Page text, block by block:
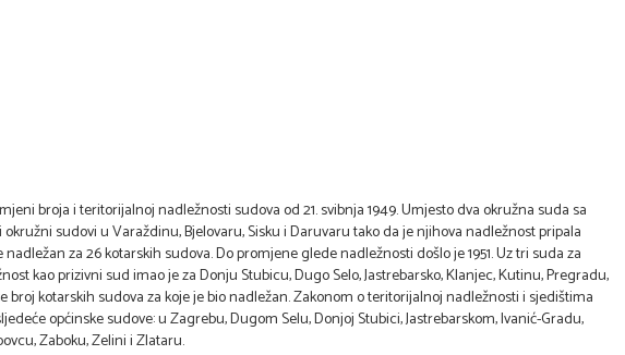
broja i teritorijalnoj nadležnosti sudova od 21. svibnja 1949. Umjesto dva okružna suda sa
sudovi u Varaždinu, Bjelovaru, Sisku i Daruvaru tako da je njihova nadležnost pripala
za 26 kotarskih sudova. Do promjene glede nadležnosti došlo je 1951. Uz tri suda za
kao prizivni sud imao je za Donju Stubicu, Dugo Selo, Jastrebarsko, Klanjec, Kutinu, Pregradu,
broj kotarskih sudova za koje je bio nadležan. Zakonom o teritorijalnoj nadležnosti i sjedištima
općinske sudove: u Zagrebu, Dugom Selu, Donjoj Stubici, Jastrebarskom, Ivanić-Gradu,
Zaboku, Zelini i Zlataru.